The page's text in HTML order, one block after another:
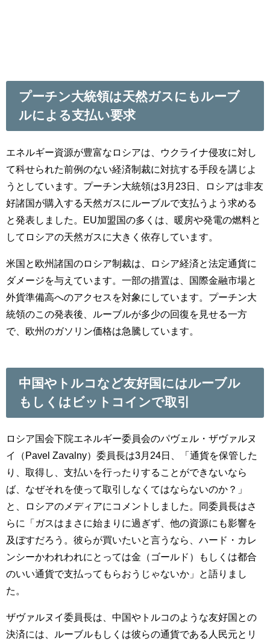
プーチン大統領は天然ガスにもルーブ
ルによる支払い要求
エネルギー資源が豊富なロシアは、ウクライナ侵攻に対し
て科せられた前例のない経済制裁に対抗する手段を講じよ
うとしています。プーチン大統領は3月23日、ロシアは非友
好諸国が購入する天然ガスにルーブルで支払うよう求める
と発表しました。EU加盟国の多くは、暖房や発電の燃料と
してロシアの天然ガスに大きく依存しています。
米国と欧州諸国のロシア制裁は、ロシア経済と法定通貨に
ダメージを与えています。一部の措置は、国際金融市場と
外貨準備高へのアクセスを対象にしています。プーチン大
統領のこの発表後、ルーブルが多少の回復を見せる一方
で、欧州のガソリン価格は急騰しています。
中国やトルコなど友好国にはルーブル
もしくはビットコインで取引
ロシア国会下院エネルギー委員会のパヴェル・ザヴァルヌ
イ（Pavel Zavalny）委員長は3月24日、「通貨を保管した
り、取得し、支払いを行ったりすることができないなら
ば、なぜそれを使って取引しなくてはならないのか？」
と、ロシアのメディアにコメントしました。同委員長はさ
らに「ガスはまさに始まりに過ぎず、他の資源にも影響を
及ぼすだろう。彼らが買いたいと言うなら、ハード・カレ
ンシーかわれわれにとっては金（ゴールド）もしくは都合
のいい通貨で支払ってもらおうじゃないか」と語りまし
た。
ザヴァルヌイ委員長は、中国やトルコのような友好国との
決済には、ルーブルもしくは彼らの通貨である人民元とリ